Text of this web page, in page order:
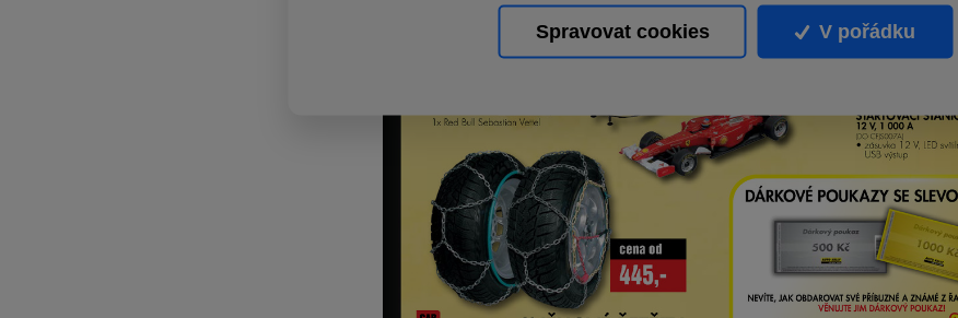
Spravovat cookies V pořádku